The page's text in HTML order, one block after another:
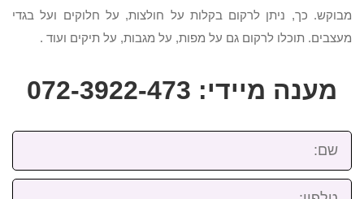
מבוקש. כך, ניתן לרקום בקלות על חולצות, על חלוקים ועל בגדי
מעצבים. תוכלו לרקום גם על מפות, על מגבות, על תיקים ועוד .
מענה מיידי: 072-3922-473
שם:
טלפון: